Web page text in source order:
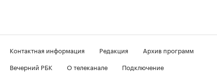
Контактная информация Редакция
Архив программ
Вечерний РБК
О телеканале
Подключение